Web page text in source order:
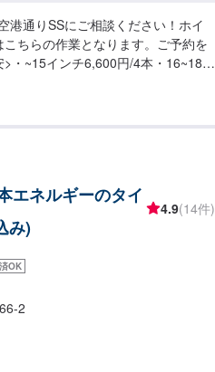
港通りSSにご相談ください！ホイ
ちらの作業となります。ご予約を
・~15インチ6,600円/4本・16~18イ
エネルギーのタイ
み)
4.9(14件)
OK
2